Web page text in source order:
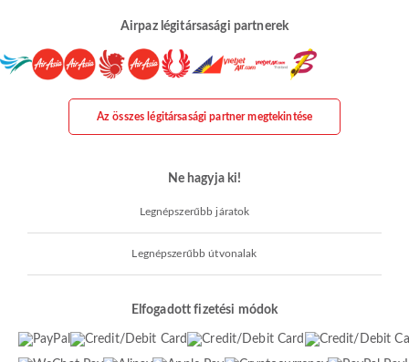
Airpaz légitársasági partnerek
Az összes légitársasági partner megtekintése
Ne hagyja ki!
Legnépszerűbb járatok
Legnépszerűbb útvonalak
Elfogadott fizetési módok